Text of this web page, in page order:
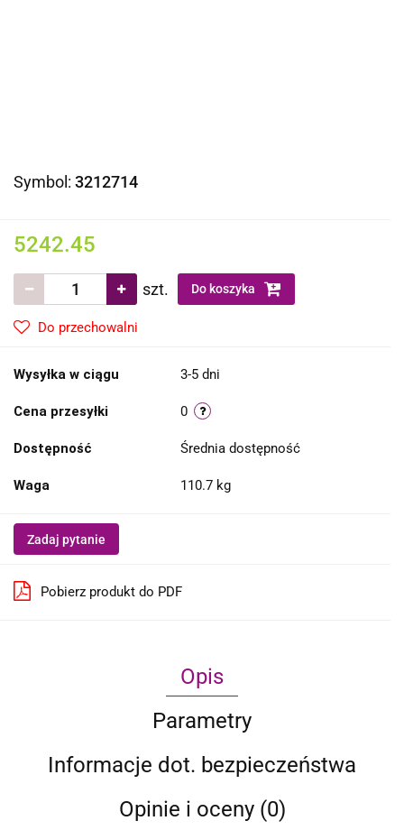
Symbol: 3212714
5242.45
szt. Do koszyka
Do przechowalni
Wysyłka w ciągu 3-5 dni
Cena przesyłki 0
Dostępność Średnia dostępność
Waga 110.7 kg
Zadaj pytanie
Pobierz produkt do PDF
Opis
Parametry
Informacje dot. bezpieczeństwa
Opinie i oceny (0)